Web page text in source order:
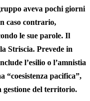
aveva pochi giorni
caso contrario,
le sue parole. Il
Striscia. Prevede in
l’esilio o l’amnistia
“coesistenza pacifica”,
gestione del territorio.